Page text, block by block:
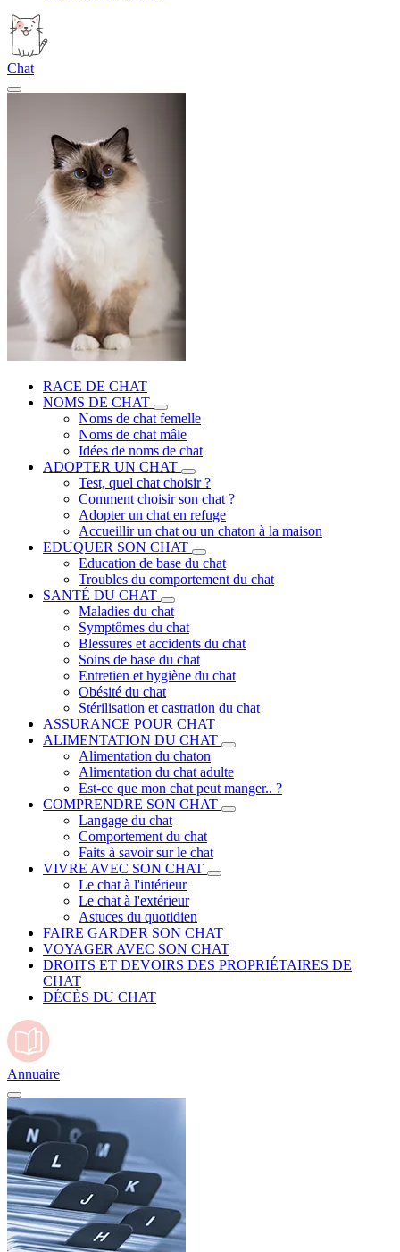
Chat
RACE DE CHAT
NOMS DE CHAT
Noms de chat femelle
Noms de chat mâle
Idées de noms de chat
ADOPTER UN CHAT
Test, quel chat choisir ?
Comment choisir son chat ?
Adopter un chat en refuge
Accueillir un chat ou un chaton à la maison
EDUQUER SON CHAT
Education de base du chat
Troubles du comportement du chat
SANTÉ DU CHAT
Maladies du chat
Symptômes du chat
Blessures et accidents du chat
Soins de base du chat
Entretien et hygiène du chat
Obésité du chat
Stérilisation et castration du chat
ASSURANCE POUR CHAT
ALIMENTATION DU CHAT
Alimentation du chaton
Alimentation du chat adulte
Est-ce que mon chat peut manger.. ?
COMPRENDRE SON CHAT
Langage du chat
Comportement du chat
Faits à savoir sur le chat
VIVRE AVEC SON CHAT
Le chat à l'intérieur
Le chat à l'extérieur
Astuces du quotidien
FAIRE GARDER SON CHAT
VOYAGER AVEC SON CHAT
DROITS ET DEVOIRS DES PROPRIÉTAIRES DE
CHAT
DÉCÈS DU CHAT
Annuaire